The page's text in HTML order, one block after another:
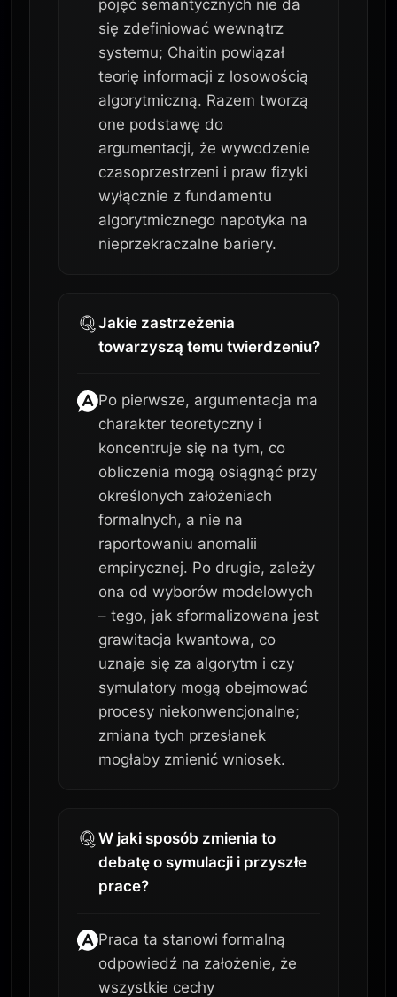
pojęć semantycznych nie da
się zdefiniować wewnątrz
systemu; Chaitin powiązał
teorię informacji z losowością
algorytmiczną. Razem tworzą
one podstawę do
argumentacji, że wywodzenie
czasoprzestrzeni i praw fizyki
wyłącznie z fundamentu
algorytmicznego napotyka na
nieprzekraczalne bariery.
Jakie zastrzeżenia
towarzyszą temu twierdzeniu?
Po pierwsze, argumentacja ma
charakter teoretyczny i
koncentruje się na tym, co
obliczenia mogą osiągnąć przy
określonych założeniach
formalnych, a nie na
raportowaniu anomalii
empirycznej. Po drugie, zależy
ona od wyborów modelowych
– tego, jak sformalizowana jest
grawitacja kwantowa, co
uznaje się za algorytm i czy
symulatory mogą obejmować
procesy niekonwencjonalne;
zmiana tych przesłanek
mogłaby zmienić wniosek.
W jaki sposób zmienia to
debatę o symulacji i przyszłe
prace?
Praca ta stanowi formalną
odpowiedź na założenie, że
wszystkie cechy